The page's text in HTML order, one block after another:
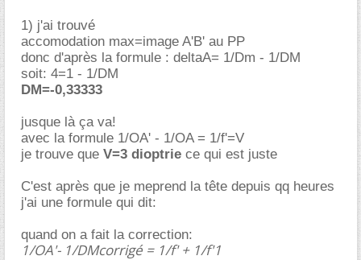
1) j'ai trouvé
accomodation max=image A'B' au PP
donc d'après la formule : deltaA= 1/Dm - 1/DM
soit: 4=1 - 1/DM
DM=-0,33333
jusque là ça va!
avec la formule 1/OA' - 1/OA = 1/f'=V
je trouve que V=3 dioptrie ce qui est juste
C'est après que je meprend la tête depuis qq heures
j'ai une formule qui dit:
quand on a fait la correction:
1/OA'- 1/DMcorrigé = 1/f' + 1/f'1